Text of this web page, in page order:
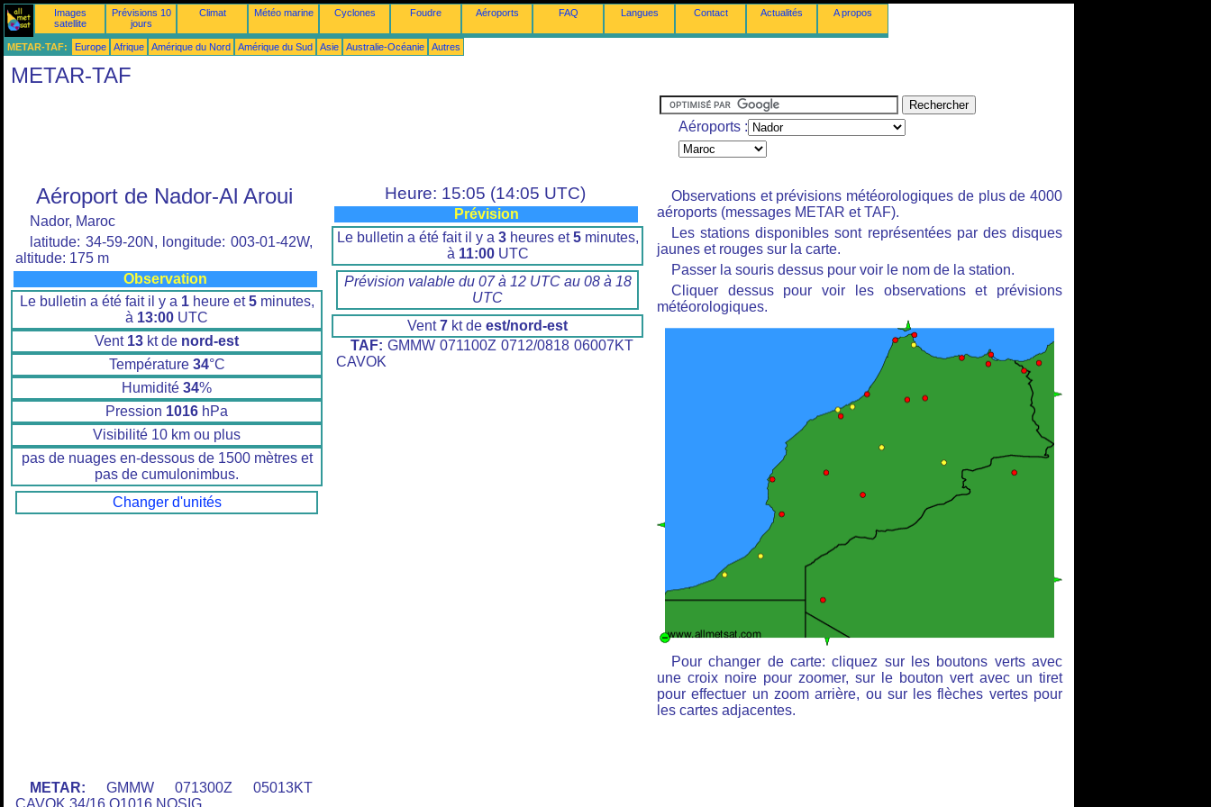
Images
satellite
Prévisions 10
jours
Climat Météo marine Cyclones Foudre Aéroports FAQ Langues Contact Actualités A propos
METAR-TAF: Europe Afrique Amérique du Nord Amérique du Sud Asie Australie-Océanie Autres
METAR-TAF
Aéroports :
Aéroport de Nador-Al Aroui
Nador, Maroc
latitude: 34-59-20N, longitude: 003-01-42W,
altitude: 175 m
Observation
Le bulletin a été fait il y a 1heure et5minutes,
à 13:00 UTC
Vent 13 kt de nord-est
Température 34°C
Humidité 34%
Pression 1016 hPa
Visibilité 10 km ou plus
pas de nuages en-dessous de 1500 mètres et
pas de cumulonimbus.
Changer d'unités
METAR: GMMW 071300Z 05013KT
Heure: 15:05 (14:05 UTC)
Prévision
Le bulletin a été fait il y a 3heures et5minutes,
à 11:00UTC
Prévision valable du 07 à 12 UTC au 08 à 18
UTC
Vent7 kt de est/nord-est
TAF: GMMW 071100Z 0712/0818 06007KT
CAVOK
Observations et prévisions météorologiques de plus de 4000
aéroports (messages METAR et TAF).
Les stations disponibles sont représentées par des disques
jaunes et rouges sur la carte.
Passer la souris dessus pour voir le nom de la station.
Cliquer dessus pour voir les observations et prévisions
météorologiques.
Pour changer de carte: cliquez sur les boutons verts avec
une croix noire pour zoomer, sur le bouton vert avec un tiret
pour effectuer un zoom arrière, ou sur les flèches vertes pour
les cartes adjacentes.